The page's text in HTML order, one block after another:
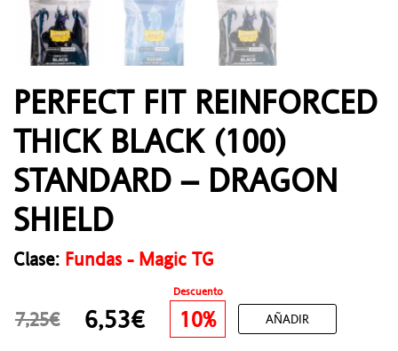
PERFECT FIT REINFORCED
THICK BLACK (100)
STANDARD – DRAGON
SHIELD
Clase: Fundas - Magic TG
Descuento
7,25€ 6,53€ 10% AÑADIR